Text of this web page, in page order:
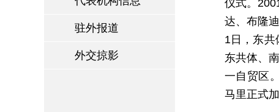
驻外报道
外交掠影
仪式。
达、布隆
1日，东共
东共体、
一自贸区
马里正式